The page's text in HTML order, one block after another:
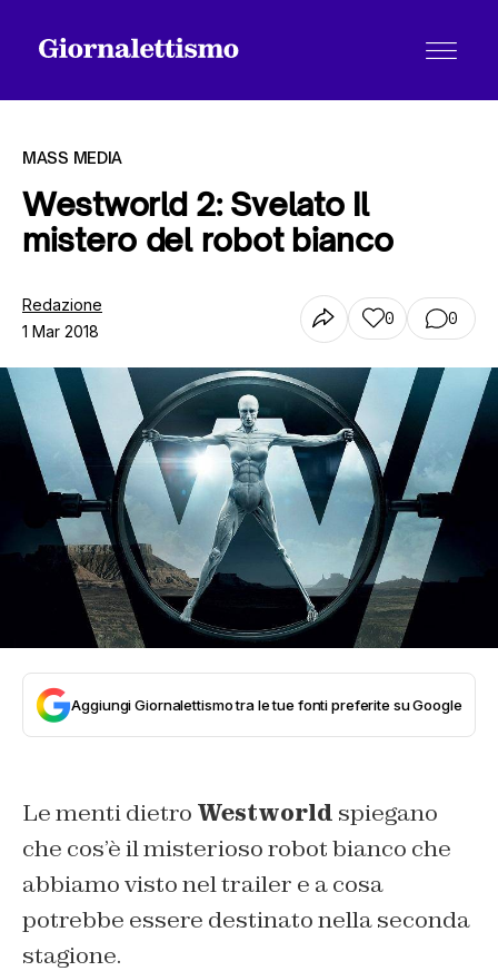
Tutti gli articoli
Chi siamo
Contatti
MASS MEDIA
Westworld 2: Svelato Il
mistero del robot bianco
Redazione
1 Mar 2018
0 0
Aggiungi Giornalettismo tra le tue fonti preferite su Google
Le menti dietro Westworld spiegano
che cos’è il misterioso robot bianco che
abbiamo visto nel trailer e a cosa
potrebbe essere destinato nella seconda
stagione.